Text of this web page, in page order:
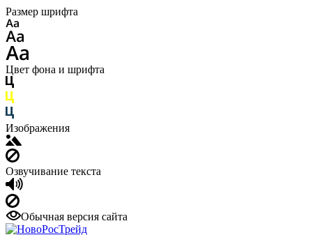
Размер шрифта
Цвет фона и шрифта
Изображения
Озвучивание текста
Обычная версия сайта